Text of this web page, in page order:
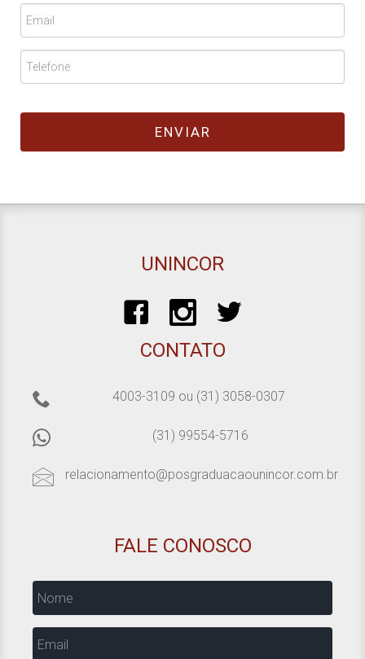
UNINCOR
CONTATO
4003-3109 ou (31) 3058-0307
(31) 99554-5716
relacionamento@posgraduacaounincor.com.br
FALE CONOSCO